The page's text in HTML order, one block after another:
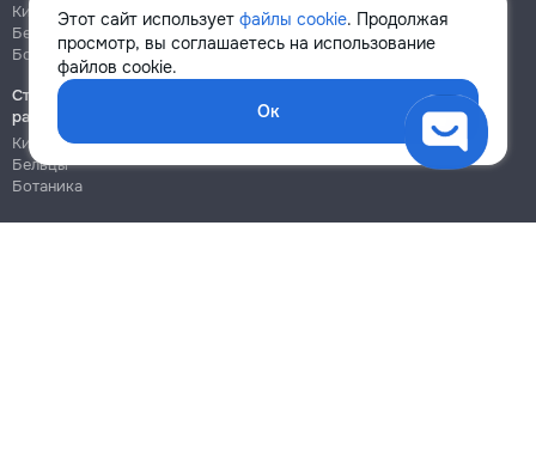
Этот сайт использует файлы cookie. Продолжая
просмотр, вы соглашаетесь на использование
файлов cookie.
Ок
Кишинёв
Бельцы
Ботаника
Кишинёв
Ботаника
Строительно-монтажные
работы
Кишинёв
Бельцы
Ботаника